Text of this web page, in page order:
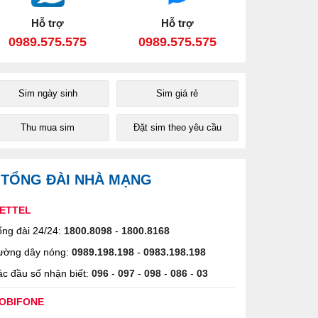
Hỗ trợ
0989.575.575
Hỗ trợ
0989.575.575
Sim ngày sinh Sim giá rẻ
Thu mua sim Đặt sim theo yêu cầu
TỔNG ĐÀI NHÀ MẠNG
đài 24/24: 1800.8098 - 1800.8168
dây nóng: 0989.198.198 - 0983.198.198
đầu số nhận biết: 096 - 097 - 098 - 086 - 03